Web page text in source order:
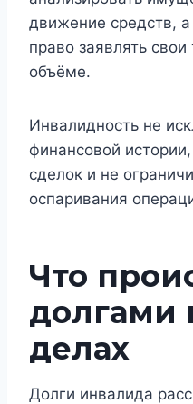
движение средств,
право заявлять
объёме.
Инвалидность не
финансовой
сделок и не
оспаривания
Что
долгами
делах
Долги инвалида